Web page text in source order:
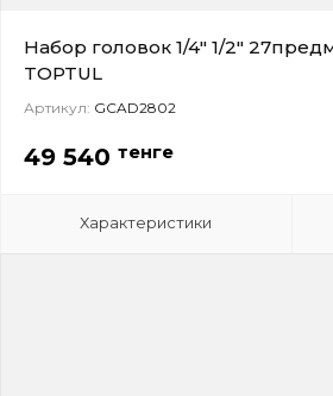
Набор головок 1/4" 1/2"
TOPTUL
Артикул: GCAD2802
49 540 тенге
Характеристики